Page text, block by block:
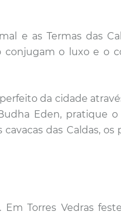
e as Termas das
conjugam o luxo e o
da cidade
Eden, pratique
das Caldas, os
Torres Vedras